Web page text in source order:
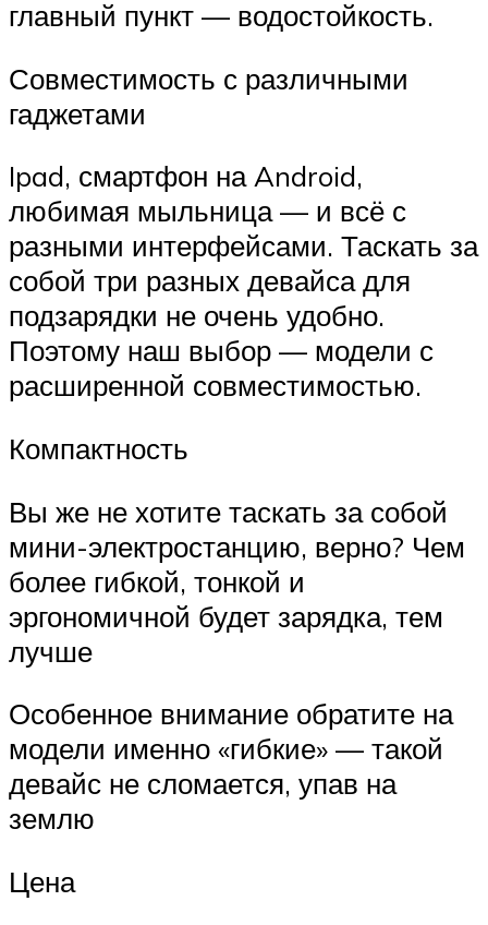
главный пункт — водостойкость.
Совместимость с различными
гаджетами
Ipad, смартфон на Android,
любимая мыльница — и всё с
разными интерфейсами. Таскать за
собой три разных девайса для
подзарядки не очень удобно.
Поэтому наш выбор — модели с
расширенной совместимостью.
Компактность
Вы же не хотите таскать за собой
мини-электростанцию, верно? Чем
более гибкой, тонкой и
эргономичной будет зарядка, тем
лучше
Особенное внимание обратите на
модели именно «гибкие» — такой
девайс не сломается, упав на
землю
Цена